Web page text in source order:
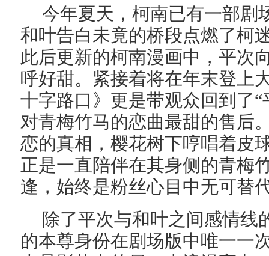
今年夏天，柯南已有一部剧
和叶告白未竟的桥段点燃了柯
此后更新的柯南漫画中，平次
呼好甜。紧接着将在年末登上
十字路口》更是带观众回到了
对青梅竹马的恋曲最甜的售后
恋的真相，樱花树下哼唱着皮
正是一直陪伴在其身侧的青梅
逢，始终是粉丝心目中无可替
除了平次与和叶之间感情线
的本尊身份在剧场版中唯一一